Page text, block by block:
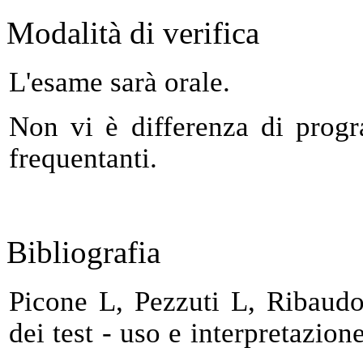
Modalità di verifica
L'esame sarà orale.
Non vi è differenza di
frequentanti.
Bibliografia
Picone L, Pezzuti L,
dei test - uso e